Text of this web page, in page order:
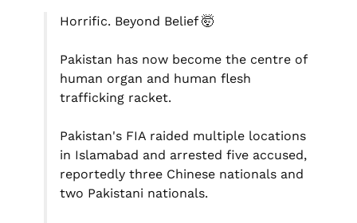
Horrific. Beyond Belief 🤯
Pakistan has now become the centre of
human organ and human flesh
trafficking racket.
Pakistan's FIA raided multiple locations
in Islamabad and arrested five accused,
reportedly three Chinese nationals and
two Pakistani nationals.